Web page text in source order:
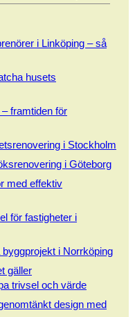
i Linköping – så
husets
framtiden för
i Stockholm
i Göteborg
med effektiv
för fastigheter i
i Norrköping
gäller
trivsel och värde
design med